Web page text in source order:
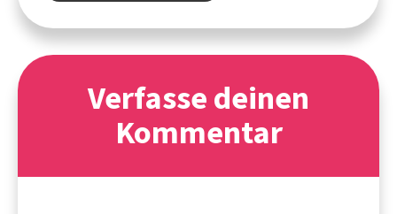
Verfasse deinen
Kommentar